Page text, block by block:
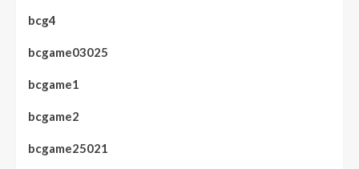
bcg4
bcgame03025
bcgame1
bcgame2
bcgame25021